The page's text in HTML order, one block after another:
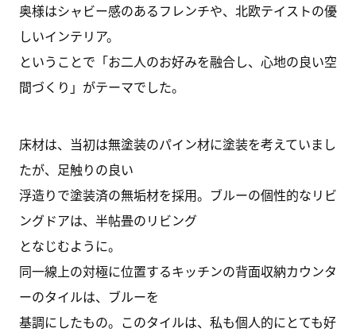
奥様はシャビー感のあるフレンチや、北欧テイストの優
しいインテリア。
ということで「お二人のお好みを融合し、心地の良い空
間づくり」がテーマでした。
床材は、当初は無塗装のパイン材に塗装を考えていまし
たが、足触りの良い
浮造りで塗装済の無垢材を採用。ブルーの個性的なリビ
ングドアは、半帖畳のリビング
となじむように。
同一線上の対極に位置するキッチンの背面収納カウンタ
ーのタイルは、ブルーを
基調にしたもの。このタイルは、私も個人的にとても好